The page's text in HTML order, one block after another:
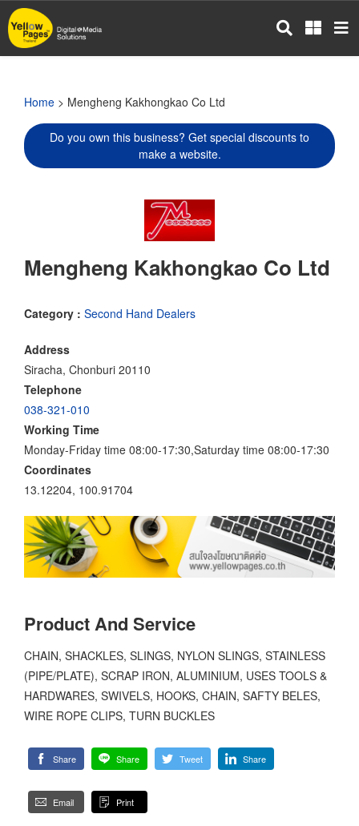
Skip
to
main
Home > Mengheng Kakhongkao Co Ltd
Do you own this business? Get special discounts to
make a website.
Mengheng Kakhongkao Co Ltd
Category : Second Hand Dealers
Address
Siracha, Chonburi 20110
Telephone
038-321-010
Working Time
Monday-Friday time 08:00-17:30,Saturday time 08:00-17:30
Coordinates
13.12204, 100.91704
Product And Service
CHAIN, SHACKLES, SLINGS, NYLON SLINGS, STAINLESS
(PIPE/PLATE), SCRAP IRON, ALUMINIUM, USES TOOLS &
HARDWARES, SWIVELS, HOOKS, CHAIN, SAFTY BELES,
WIRE ROPE CLIPS, TURN BUCKLES
Share Share Tweet Share
Email Print